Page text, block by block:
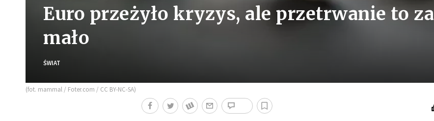
Euro przeżyło kryzys, ale przetrwanie to za
mało
ŚWIAT
(fot. mammal / Foter.com / CC BY-NC-SA)